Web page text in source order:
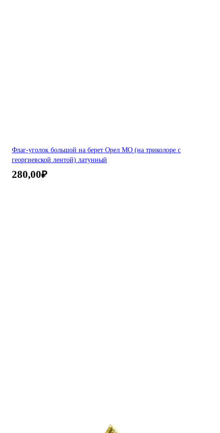
Флаг-уголок большой на берет Орел МО (на триколоре с
георгиевской лентой) латунный
280,00₽